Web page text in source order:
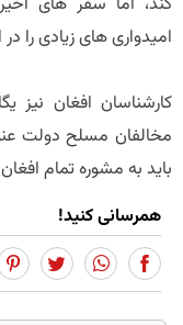
امیدواری های زیادی
کارشناسان افغان نیز
مخالفان مسلح دولت
باید به مشوره تمام
همرسانی کنید!